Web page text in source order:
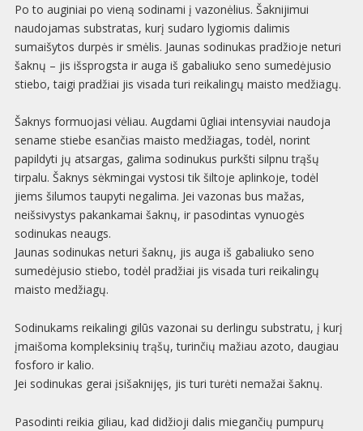
Po to auginiai po vieną sodinami į vazonėlius. Šaknijimui
naudojamas substratas, kurį sudaro lygiomis dalimis
sumaišytos durpės ir smėlis. Jaunas sodinukas pradžioje neturi
šaknų – jis išsprogsta ir auga iš gabaliuko seno sumedėjusio
stiebo, taigi pradžiai jis visada turi reikalingų maisto medžiagų.
Šaknys formuojasi vėliau. Augdami ūgliai intensyviai naudoja
sename stiebe esančias maisto medžiagas, todėl, norint
papildyti jų atsargas, galima sodinukus purkšti silpnu trąšų
tirpalu. Šaknys sėkmingai vystosi tik šiltoje aplinkoje, todėl
jiems šilumos taupyti negalima. Jei vazonas bus mažas,
neišsivystys pakankamai šaknų, ir pasodintas vynuogės
sodinukas neaugs.
Jaunas sodinukas neturi šaknų, jis auga iš gabaliuko seno
sumedėjusio stiebo, todėl pradžiai jis visada turi reikalingų
maisto medžiagų.
Sodinukams reikalingi gilūs vazonai su derlingu substratu, į kurį
įmaišoma kompleksinių trąšų, turinčių mažiau azoto, daugiau
fosforo ir kalio.
Jei sodinukas gerai įsišaknijęs, jis turi turėti nemažai šaknų.
Pasodinti reikia giliau, kad didžioji dalis miegančių pumpurų